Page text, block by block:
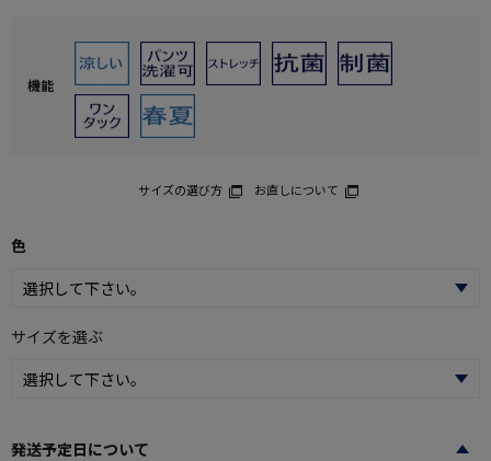
機能
サイズの選び方 お直しについて
色
サイズを選ぶ
発送予定日について